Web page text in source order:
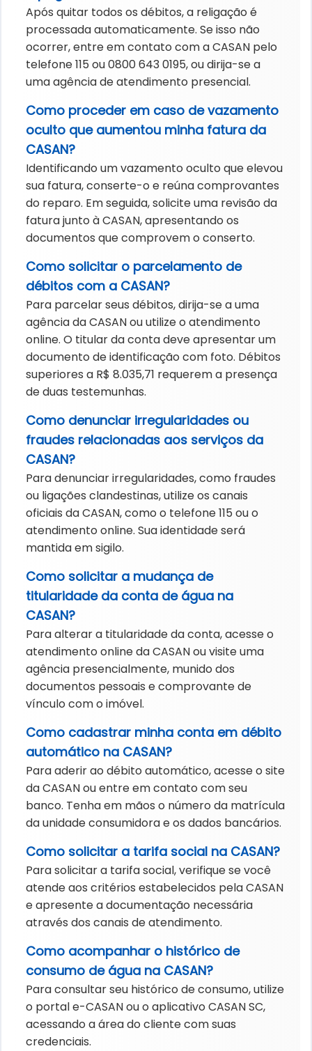
Após quitar todos os débitos, a religação é
processada automaticamente. Se isso não
ocorrer, entre em contato com a CASAN pelo
telefone 115 ou 0800 643 0195, ou dirija-se a
uma agência de atendimento presencial.
Como proceder em caso de vazamento
oculto que aumentou minha fatura da
CASAN?
Identificando um vazamento oculto que elevou
sua fatura, conserte-o e reúna comprovantes
do reparo. Em seguida, solicite uma revisão da
fatura junto à CASAN, apresentando os
documentos que comprovem o conserto.
Como solicitar o parcelamento de
débitos com a CASAN?
Para parcelar seus débitos, dirija-se a uma
agência da CASAN ou utilize o atendimento
online. O titular da conta deve apresentar um
documento de identificação com foto. Débitos
superiores a R$ 8.035,71 requerem a presença
de duas testemunhas.
Como denunciar irregularidades ou
fraudes relacionadas aos serviços da
CASAN?
Para denunciar irregularidades, como fraudes
ou ligações clandestinas, utilize os canais
oficiais da CASAN, como o telefone 115 ou o
atendimento online. Sua identidade será
mantida em sigilo.
Como solicitar a mudança de
titularidade da conta de água na
CASAN?
Para alterar a titularidade da conta, acesse o
atendimento online da CASAN ou visite uma
agência presencialmente, munido dos
documentos pessoais e comprovante de
vínculo com o imóvel.
Como cadastrar minha conta em débito
automático na CASAN?
Para aderir ao débito automático, acesse o site
da CASAN ou entre em contato com seu
banco. Tenha em mãos o número da matrícula
da unidade consumidora e os dados bancários.
Como solicitar a tarifa social na CASAN?
Para solicitar a tarifa social, verifique se você
atende aos critérios estabelecidos pela CASAN
e apresente a documentação necessária
através dos canais de atendimento.
Como acompanhar o histórico de
consumo de água na CASAN?
Para consultar seu histórico de consumo, utilize
o portal e-CASAN ou o aplicativo CASAN SC,
acessando a área do cliente com suas
credenciais.